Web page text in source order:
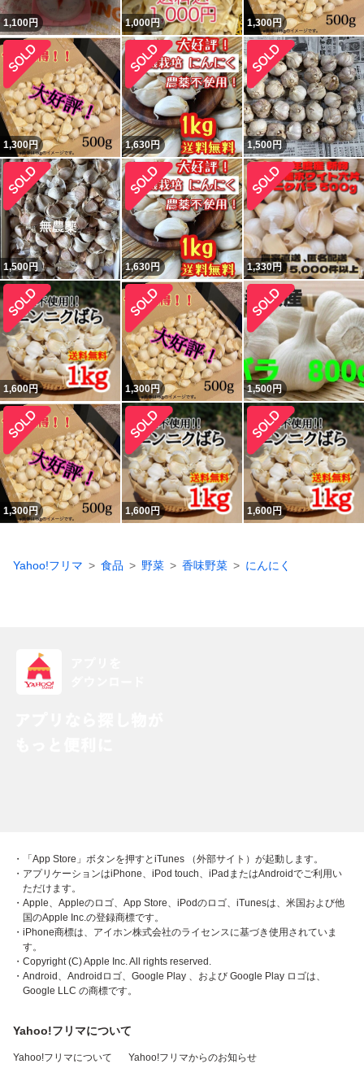
1,100円 1,000円 1,300円
1,300円 1,630円 1,500円
1,500円 1,630円 1,330円
1,600円 1,300円 1,500円
1,300円 1,600円 1,600円
Yahoo!フリマ 食品 野菜 香味野菜 にんにく
・「App Store」ボタンを押すとiTunes （外部サイト）が起動します。
・アプリケーションはiPhone、iPod touch、iPadまたはAndroidでご利用い
ただけます。
・Apple、Appleのロゴ、App Store、iPodのロゴ、iTunesは、米国および他
国のApple Inc.の登録商標です。
・iPhone商標は、アイホン株式会社のライセンスに基づき使用されていま
す。
・Copyright (C) Apple Inc. All rights reserved.
・Android、Androidロゴ、Google Play 、および Google Play ロゴは、
Google LLC の商標です。
Yahoo!フリマについて
Yahoo!フリマについて Yahoo!フリマからのお知らせ